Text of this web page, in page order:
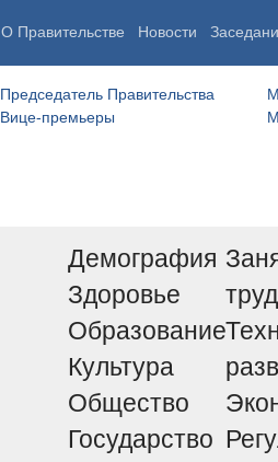
О Правительстве Новости
Председатель Правительства
Вице-премьеры
Демография
Здоровье
Образование
Культура
Общество
Государство
труд